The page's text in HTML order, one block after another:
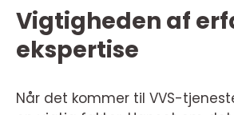
Vigtigheden af
ekspertise
Når det kommer til VVS-